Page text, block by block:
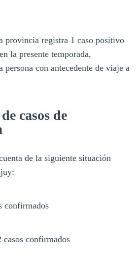
provincia registra 1 caso positivo
la presente temporada,
persona con antecedente de viaje a
casos de
de la siguiente situación
confirmados
casos confirmados